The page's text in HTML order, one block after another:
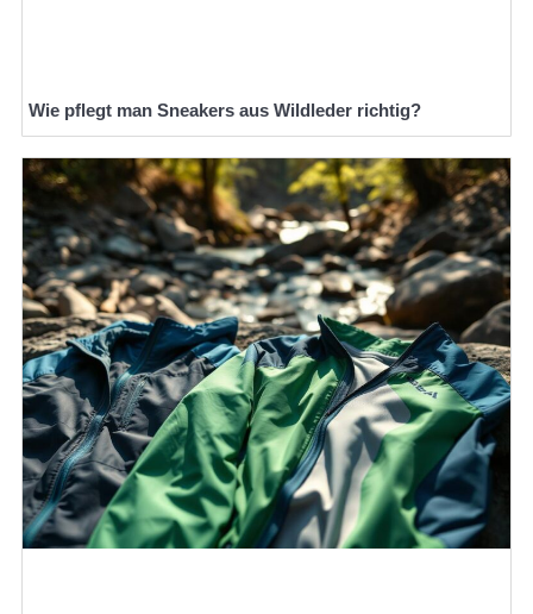
Wie pflegt man Sneakers aus Wildleder richtig?